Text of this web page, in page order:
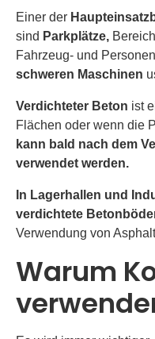
Einer der
sind Parkplätze,
Fahrzeug- und
schweren Maschinen
Verdichteter Beton ist
Flächen oder wenn die
kann bald nach dem
verwendet werden.
In Lagerhallen und
verdichtete
Verwendung von
Warum